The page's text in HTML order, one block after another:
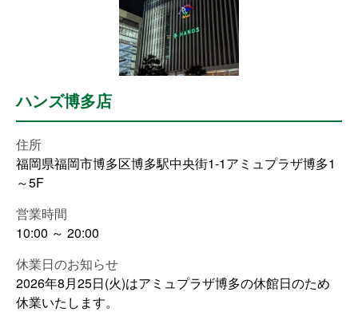
ハンズ博多店
住所
福岡県福岡市博多区博多駅中央街1-1アミュプラザ博多1
～5F
営業時間
10:00 ～ 20:00
休業日のお知らせ
2026年8月25日(火)はアミュプラザ博多の休館日のため
休業いたします。